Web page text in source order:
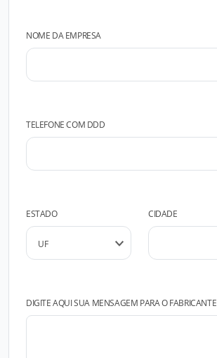
NOME DA EMPRESA
TELEFONE COM DDD
ESTADO CIDADE
DIGITE AQUI SUA MENSAGEM PARA O FABRICANTE